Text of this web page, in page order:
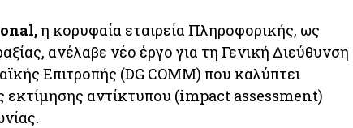
,η κορυφαία εταιρεία Πληροφορικής, ως
ανέλαβε νέο έργο για τη Γενική Διεύθυνση
Επιτροπής (DG COMM) που καλύπτει
εκτίμησης αντίκτυπου (impact assessment)